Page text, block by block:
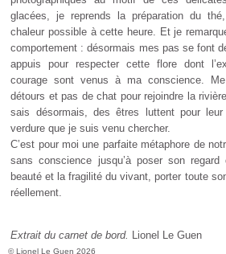
glacées, je reprends la préparation du
chaleur possible à cette heure. Et je
comportement : désormais mes pas se font
appuis pour respecter cette flore dont
courage sont venus à ma conscience.
détours et pas de chat pour rejoindre la
sais désormais, des êtres luttent pour
verdure que je suis venu chercher.
C’est pour moi une parfaite métaphore de
sans conscience jusqu’à poser son
beauté et la fragilité du vivant, porter toute
réellement.
Extrait du carnet de bord. Lionel Le Guen
© Lionel Le Guen 2026